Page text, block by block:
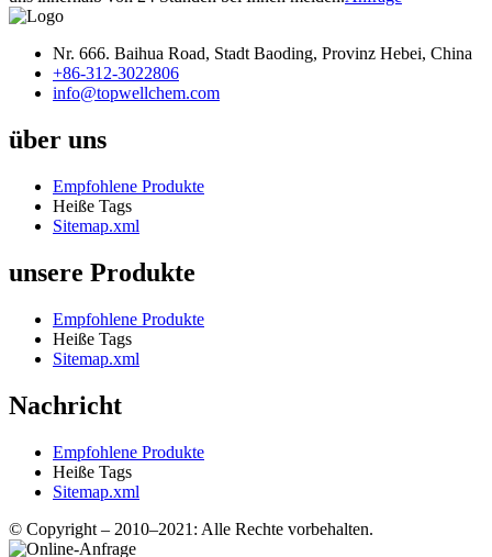
Nr. 666. Baihua Road, Stadt Baoding, Provinz Hebei, China
+86-312-3022806
info@topwellchem.com
über uns
Empfohlene Produkte
Heiße Tags
Sitemap.xml
unsere Produkte
Empfohlene Produkte
Heiße Tags
Sitemap.xml
Nachricht
Empfohlene Produkte
Heiße Tags
Sitemap.xml
© Copyright – 2010–2021: Alle Rechte vorbehalten.